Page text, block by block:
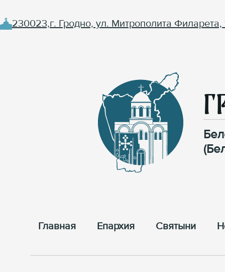
230023,г. Гродно, ул. Митрополита Филарета,
Главная Епархия Cвятыни